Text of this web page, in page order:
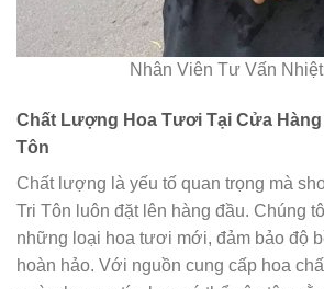
Nhân Viên Tư Vấn
Chất Lượng Hoa Tươi Tại Cửa Hàng
Tôn
Chất lượng là yếu tố quan trọng mà
Tri Tôn luôn đặt lên hàng đầu. Chúng
những loại hoa tươi mới, đảm bảo độ
hoàn hảo. Với nguồn cung cấp hoa